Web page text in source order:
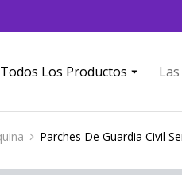
Todos Los Productos
Parches De Guardia Civil